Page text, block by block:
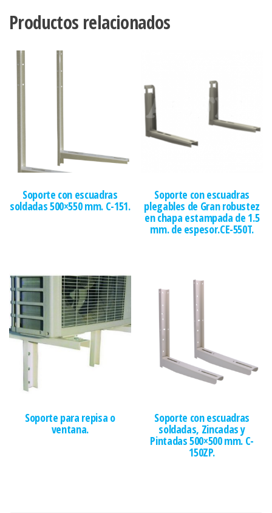
Productos relacionados
Soporte con escuadras
soldadas 500×550 mm. C-151.
Soporte con escuadras
plegables de Gran robustez
en chapa estampada de 1.5
mm. de espesor.CE-550T.
Soporte para repisa o
ventana.
Soporte con escuadras
soldadas, Zincadas y
Pintadas 500×500 mm. C-
150ZP.